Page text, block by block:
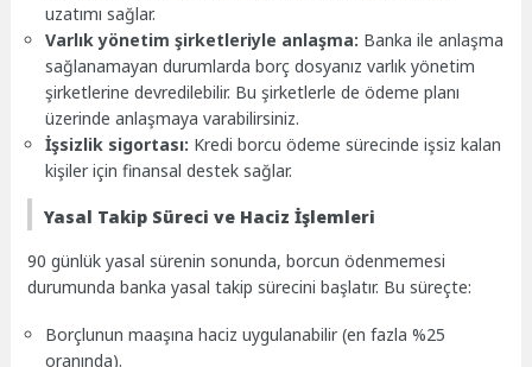
uzatımı sağlar.
Varlık yönetim şirketleriyle anlaşma: Banka ile anlaşma
sağlanamayan durumlarda borç dosyanız varlık yönetim
şirketlerine devredilebilir. Bu şirketlerle de ödeme planı
üzerinde anlaşmaya varabilirsiniz.
İşsizlik sigortası: Kredi borcu ödeme sürecinde işsiz kalan
kişiler için finansal destek sağlar.
Yasal Takip Süreci ve Haciz İşlemleri
90 günlük yasal sürenin sonunda, borcun ödenmemesi
durumunda banka yasal takip sürecini başlatır. Bu süreçte:
Borçlunun maaşına haciz uygulanabilir (en fazla %25
oranında).